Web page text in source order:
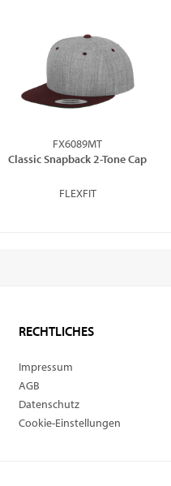
FX6089MT
Classic Snapback 2-Tone Cap
FLEXFIT
RECHTLICHES
Impressum
AGB
Datenschutz
Cookie-Einstellungen